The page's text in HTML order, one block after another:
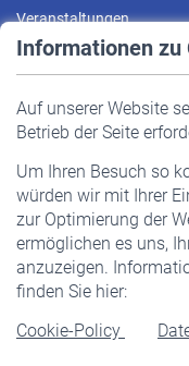
Informationen zu
Auf unserer Website
Betrieb der Seite
Um Ihren Besuch so
würden wir mit Ihrer
zur Optimierung der
ermöglichen es uns,
anzuzeigen.
finden Sie hier:
Cookie-Policy
Veranstaltungen
Pflichtversicherung
Staatliche Förderung
Veranstaltungen
Rentner
Rentenbeginn
Rente beantragen